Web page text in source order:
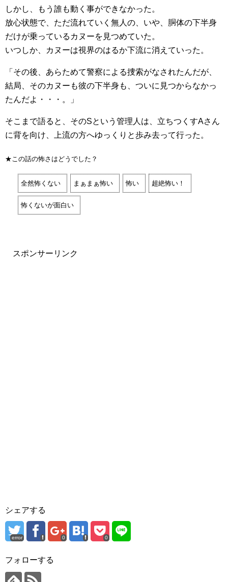
しかし、もう誰も動く事ができなかった。
放心状態で、ただ流れていく無人の、いや、胴体の下半身
だけが乗っているカヌーを見つめていた。
いつしか、カヌーは視界のはるか下流に消えていった。
「その後、あらためて警察による捜索がなされたんだが、
結局、そのカヌーも彼の下半身も、ついに見つからなかっ
たんだよ・・・。」
そこまで語ると、そのSという管理人は、立ちつくすAさん
に背を向け、上流の方へゆっくりと歩み去って行った。
★この話の怖さはどうでした？
全然怖くない まぁまぁ怖い 怖い 超絶怖い！
怖くないが面白い
スポンサーリンク
シェアする
error 0 0
フォローする